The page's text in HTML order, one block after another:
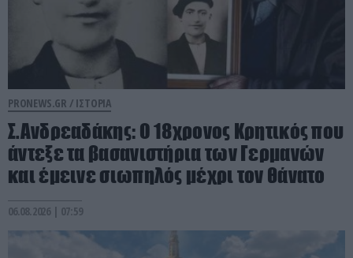
PRONEWS.GR / ΙΣΤΟΡΙΑ
Σ.Ανδρεαδάκης: Ο 18χρονος Κρητικός που
άντεξε τα βασανιστήρια των Γερμανών
και έμεινε σιωπηλός μέχρι τον θάνατο
06.08.2026 | 07:59